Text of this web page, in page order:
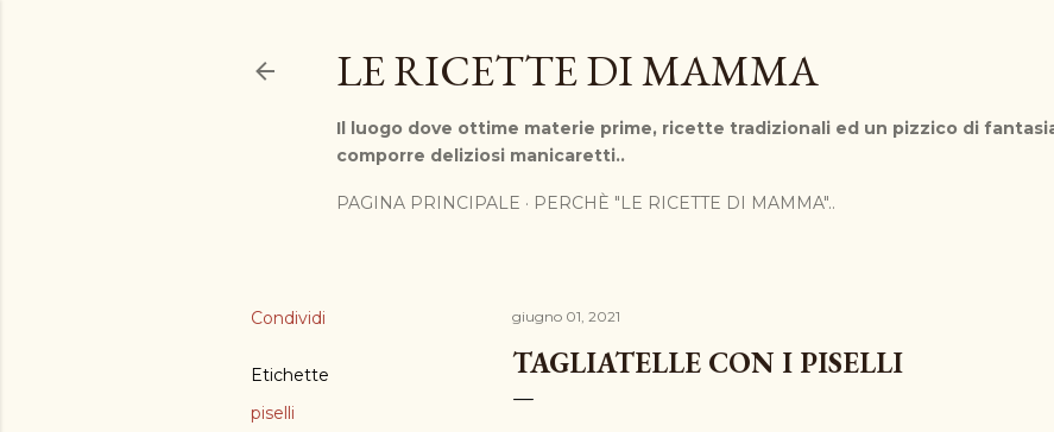
LE RICETTE DI MAMMA
Il luogo dove ottime materie prime, ricette tradizionali ed un pizzico di
comporre deliziosi manicaretti..
PAGINA PRINCIPALE PERCHÈ "LE RICETTE DI MAMMA"..
Condividi
Etichette
piselli
giugno 01, 2021
TAGLIATELLE CON I PISELLI